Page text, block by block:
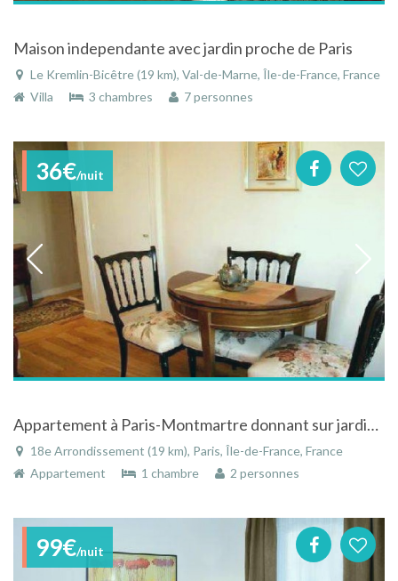
Maison independante avec jardin proche de Paris
Le Kremlin-Bicêtre (19 km), Val-de-Marne, Île-de-France, France
Villa
3 chambres 7 personnes
36€/nuit
Appartement à Paris-Montmartre donnant sur jardin et atelier
18e Arrondissement (19 km), Paris, Île-de-France, France
Appartement
1 chambre 2 personnes
99€/nuit